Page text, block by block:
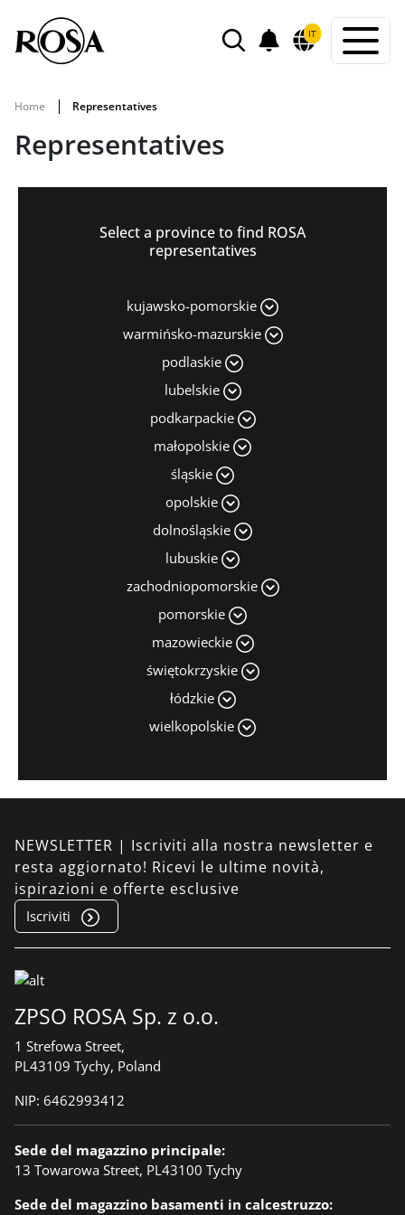
SEARCH POWIADOMIENIA
IT
Home Representatives
Representatives
Select a province to find ROSA
representatives
kujawsko-pomorskie
warmińsko-mazurskie
podlaskie
lubelskie
podkarpackie
małopolskie
śląskie
opolskie
dolnośląskie
lubuskie
zachodniopomorskie
pomorskie
mazowieckie
świętokrzyskie
łódzkie
wielkopolskie
NEWSLETTER | Iscriviti alla nostra newsletter e
resta aggiornato! Ricevi le ultime novità,
ispirazioni e offerte esclusive
Iscriviti
ZPSO ROSA Sp. z o.o.
1 Strefowa Street,
PL43109 Tychy, Poland
NIP: 6462993412
Sede del magazzino principale:
13 Towarowa Street, PL43100 Tychy
Sede del magazzino basamenti in calcestruzzo: